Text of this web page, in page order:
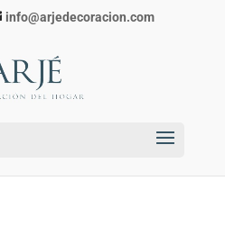
info@arjedecoracion.com